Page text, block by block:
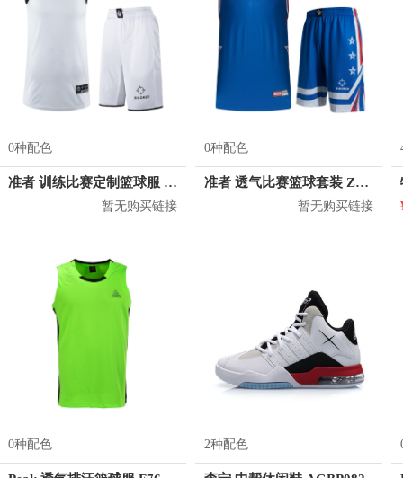
0种配色
准者 训练比赛定制篮球服 Z17110105
暂无购买链接
0种配色
准者 透气比赛篮球套装 Z118210177
暂无购买链接
0种配色 2种配色